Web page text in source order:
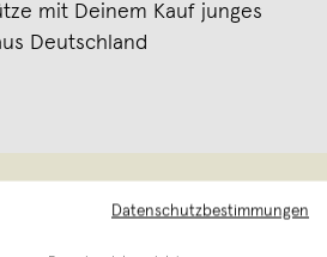
mit Deinem Kauf junges
Deutschland
Datenschutzbestimmungen